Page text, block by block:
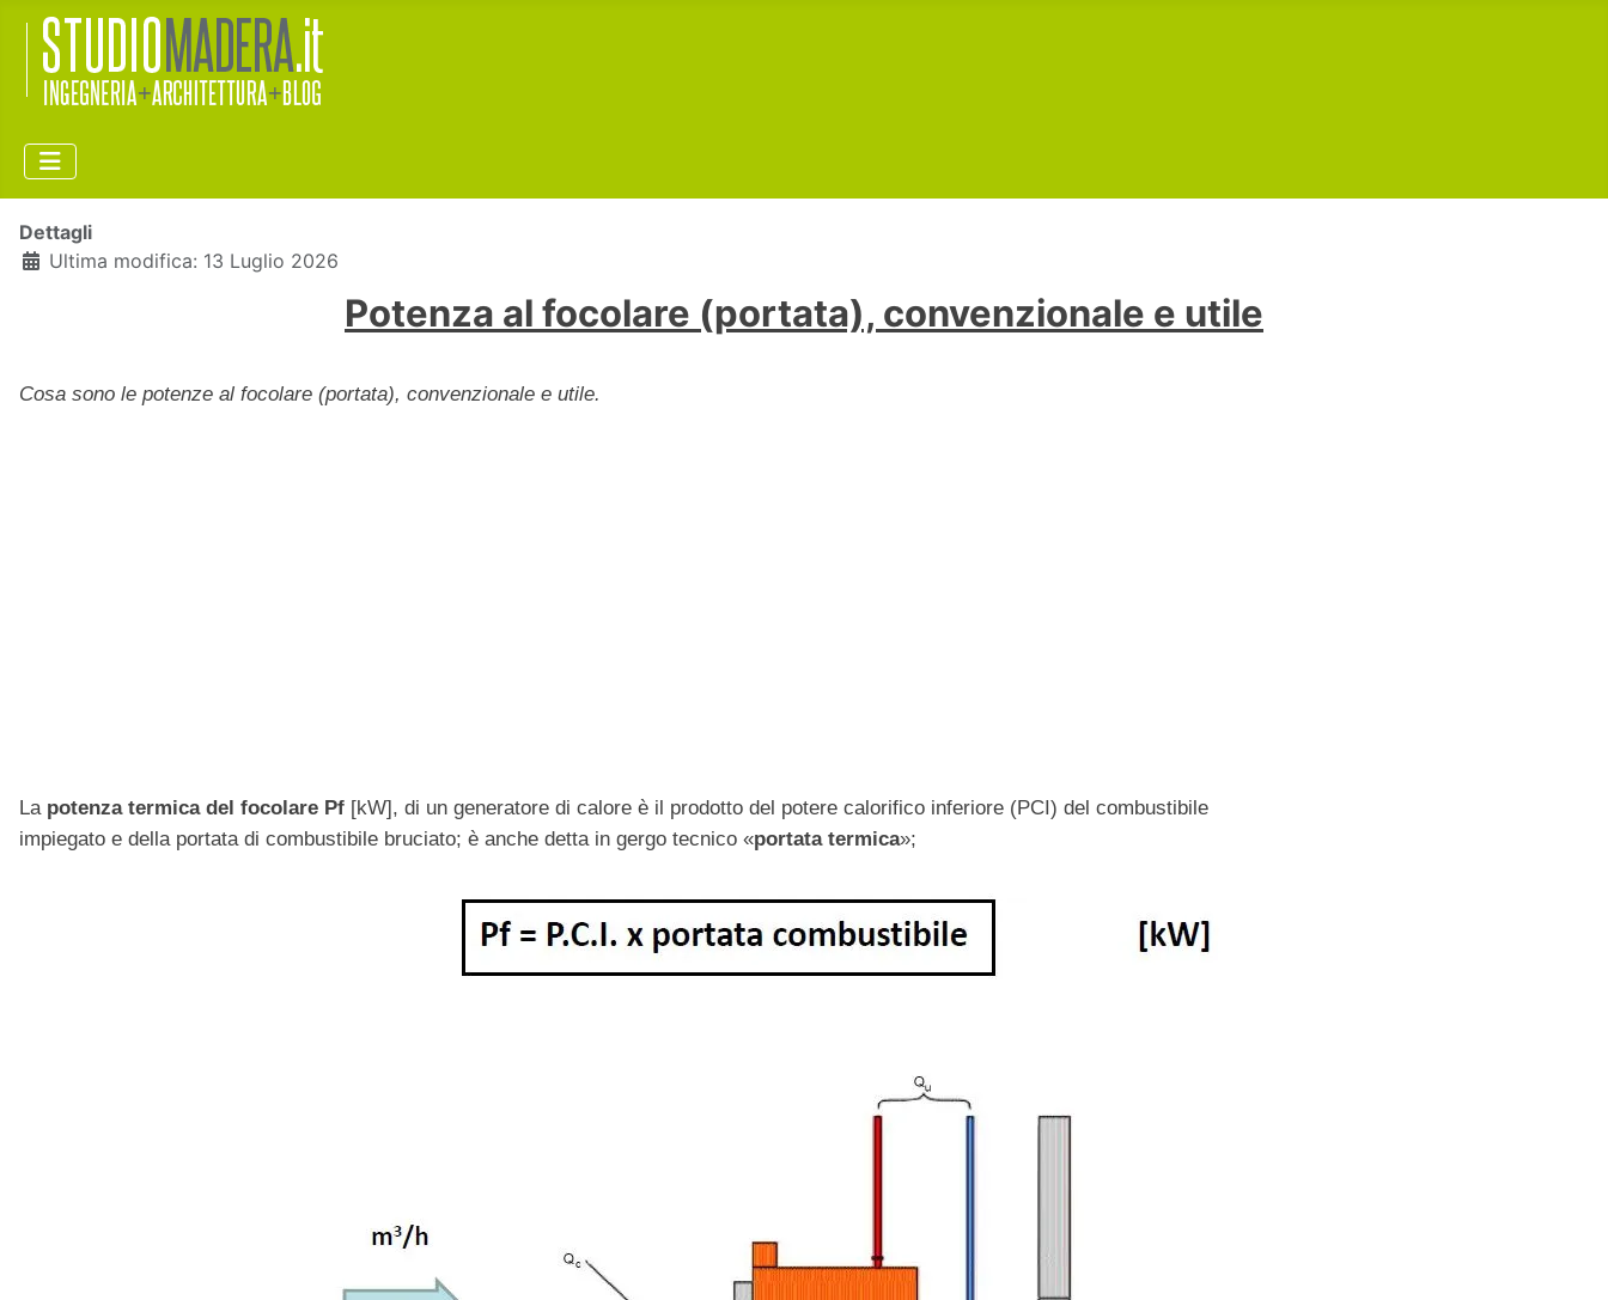
Dettagli
Ultima modifica: 13 Luglio 2026
Potenza al focolare (portata), convenzionale e utile
Cosa sono le potenze al focolare (portata), convenzionale e utile.
La potenza termica del focolare Pf [kW], di un generatore di calore è il prodotto del potere calorifico inferiore (PCI) del combustibile
impiegato e della portata di combustibile bruciato; è anche detta in gergo tecnico «portata termica»;